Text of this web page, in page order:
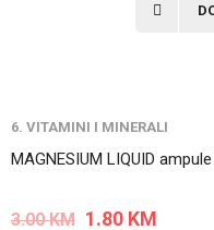
6. VITAMINI I MINERALI
MAGNESIUM LIQUID
3.00KM 1.80 KM